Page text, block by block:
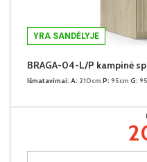
YRA SANDĖLYJE
BRAGA-04-L/P kampinė
Išmatavimai: A: 210cm P: 95cm G: